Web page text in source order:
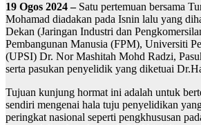
19 Ogos 2024 – Satu pertemuan bersama
Mohamad diadakan pada Isnin lalu yang
Dekan (Jaringan Industri dan
Pembangunan Manusia (FPM), Universiti
(UPSI) Dr. Nor Mashitah Mohd Radzi,
serta pasukan penyelidik yang diketuai
Tujuan kunjung hormat ini adalah untuk
sendiri mengenai hala tuju penyelidikan
peringkat nasional seperti pengkhususan